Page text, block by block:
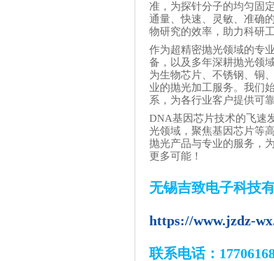
准，为探针分子的均匀固
通量、快速、灵敏、准确
物研究的效率，助力科研
作为超精密抛光领域的专
备，以及多年深耕抛光领
为生物芯片、不锈钢、铜
业的抛光加工服务。我们
系，为各行业客户提供可
DNA基因芯片技术的飞速
光领域，聚焦基因芯片等
抛光产品与专业的服务，
更多可能！
无锡吉致电子科技
https://www.jzdz-
联系电话：